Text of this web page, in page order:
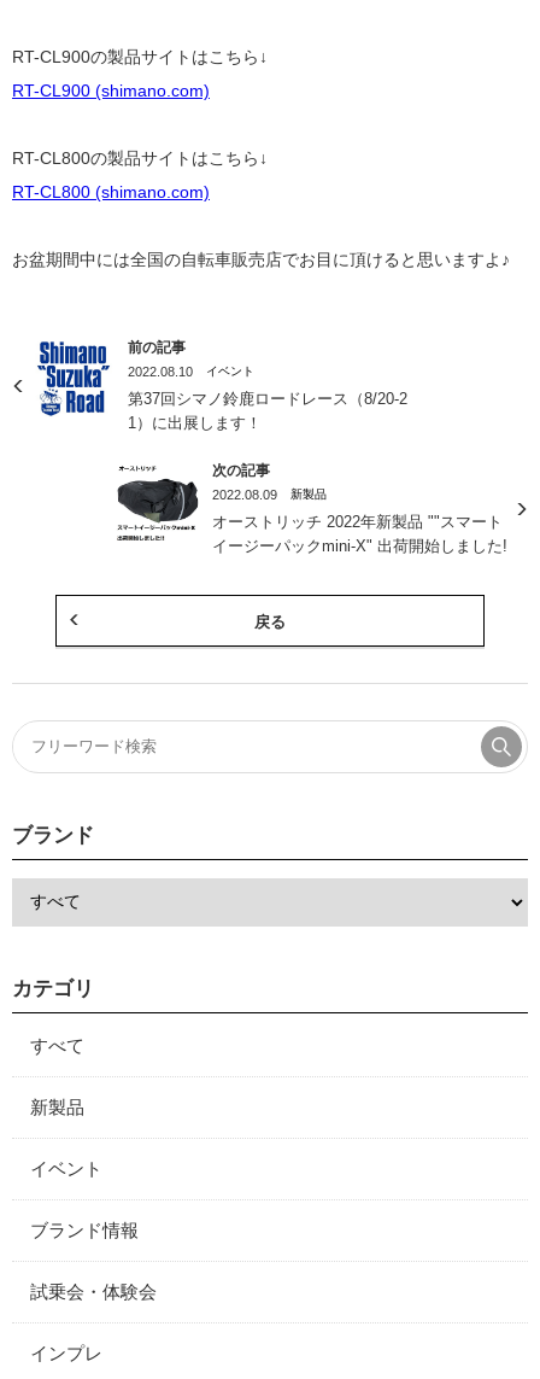
RT-CL900の製品サイトはこちら↓
RT-CL900 (shimano.com)
RT-CL800の製品サイトはこちら↓
RT-CL800 (shimano.com)
お盆期間中には全国の自転車販売店でお目に頂けると思いますよ♪
前の記事
2022.08.10 イベント
第37回シマノ鈴鹿ロードレース（8/20-2
1）に出展します！
次の記事
2022.08.09 新製品
オーストリッチ 2022年新製品 ""スマート
イージーパックmini-X" 出荷開始しました!
戻る
ブランド
カテゴリ
すべて
新製品
イベント
ブランド情報
試乗会・体験会
インプレ